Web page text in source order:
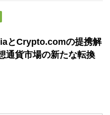
とCrypto.comの提携解
通貨市場の新たな転換